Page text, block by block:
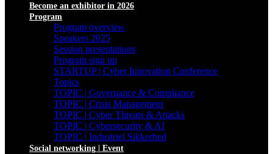
Become an exhibitor in 2026
Program
Program overview
Speakers 2025
Session presentations
Program sign up
STARTUP | Cyber Innovation Conference
Topics
TOPIC | Governance & Compliance
TOPIC | Crisis Management
TOPIC | Cyber Threats & Attacks
TOPIC | Cybersecurity & AI
TOPIC | Industriel Sikkerhed
Social networking | Event